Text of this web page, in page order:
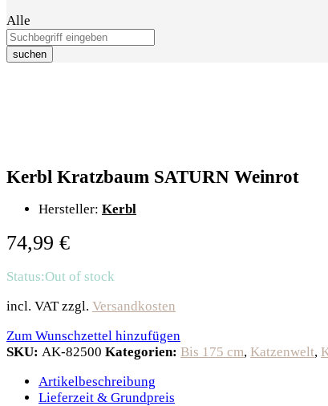
Alle
suchen
Kerbl Kratzbaum SATURN Weinrot
Hersteller: Kerbl
74,99 €
Status:Out of stock
incl. VAT zzgl. Versandkosten
Zum Wunschzettel hinzufügen
SKU: AK-82500 Kategorien: Bis 175 cm, Katzenwelt,
Artikelbeschreibung
Lieferzeit & Grundpreis